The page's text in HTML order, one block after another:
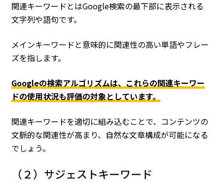
関連キーワードとはGoogle検索の最下部に表示される
文字列や語句です。
メインキーワードと意味的に関連性の高い単語やフレー
ズを指します。
Googleの検索アルゴリズムは、これらの関連キーワー
ドの使用状況も評価の対象としています。
関連キーワードを適切に組み込むことで、コンテンツの
文脈的な関連性が高まり、自然な文章構成が可能になる
でしょう。
（２）サジェストキーワード